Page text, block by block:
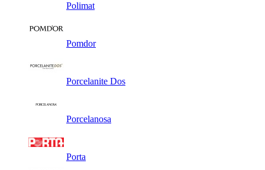
Polimat
Pomdor
Porcelanite Dos
Porcelanosa
Porta